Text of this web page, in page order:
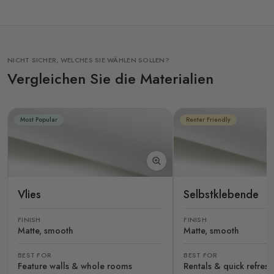
NICHT SICHER, WELCHES SIE WÄHLEN SOLLEN?
Vergleichen Sie die Materialien
Most Popular
Vlies
FINISH
Matte, smooth
BEST FOR
Feature walls & whole rooms
Renter Friendly
Selbstklebende
FINISH
Matte, smooth
BEST FOR
Rentals & quick